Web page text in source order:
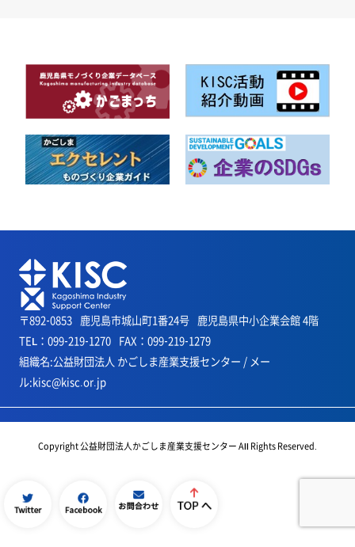
〒892-0853 鹿児島市城山町1番24号 鹿児島県中小企業会館 4階
TEL：099-219-1270 FAX：099-219-1279
組織名:公益財団法人 かごしま産業支援センター / メー
ル:kisc@kisc.or.jp
Copyright 公益財団法人かごしま産業支援センター All Rights Reserved.